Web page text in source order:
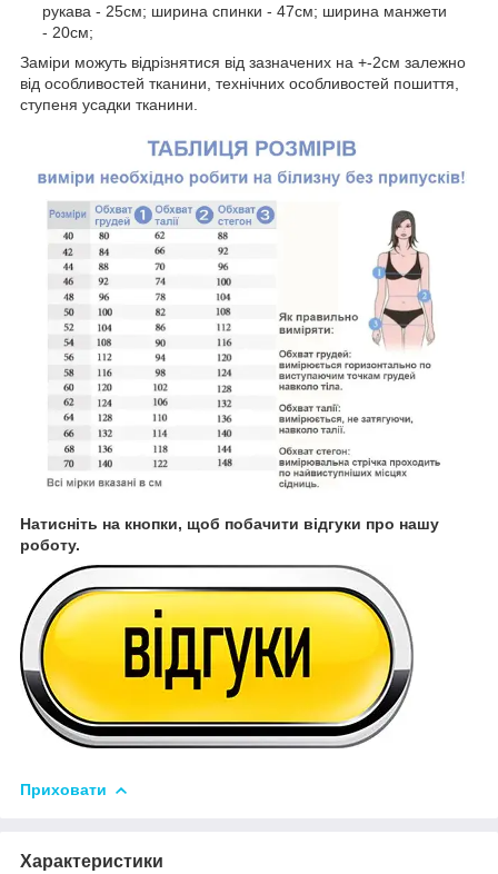
рукава - 25см; ширина спинки - 47см; ширина манжети
- 20см;
Заміри можуть відрізнятися від зазначених на +-2см залежно
від особливостей тканини, технічних особливостей пошиття,
ступеня усадки тканини.
Натисніть на кнопки, щоб побачити відгуки про нашу
роботу.
Приховати
Характеристики